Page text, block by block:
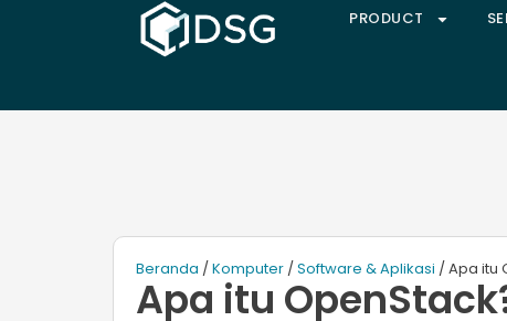
PRODUCT
Beranda /Komputer /Software & Aplikasi / Apa itu
Apa itu